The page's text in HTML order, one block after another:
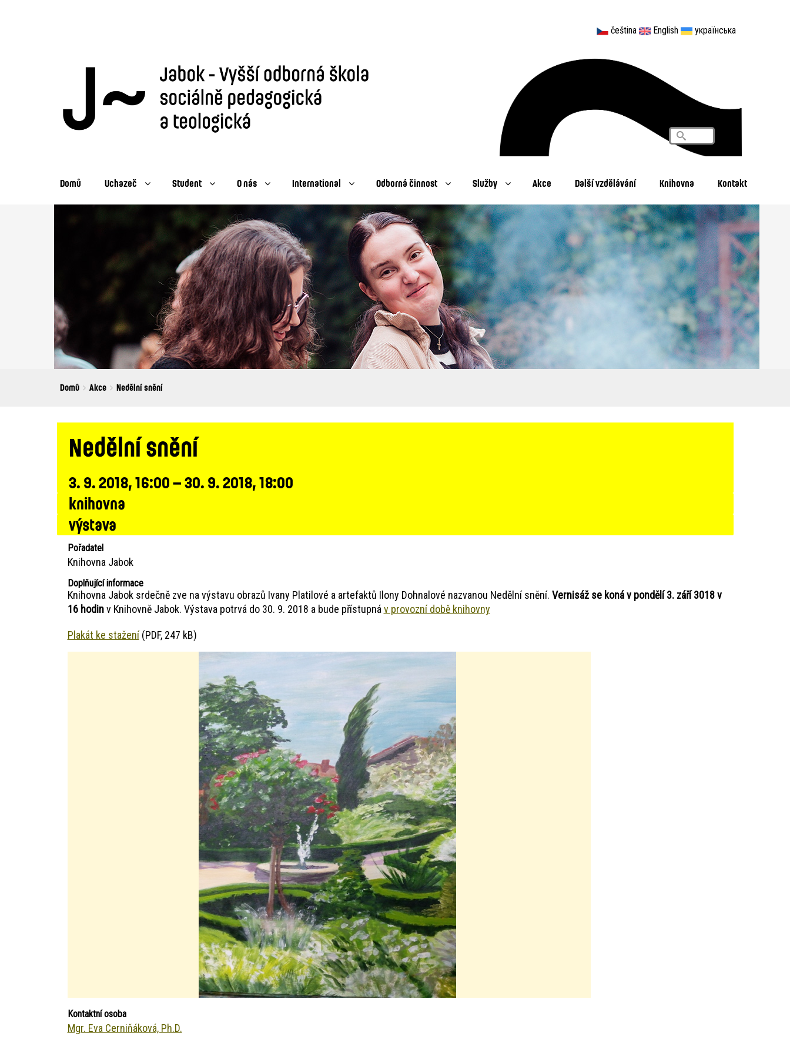
čeština English українська
Vyhledávání
Search
Domů Uchazeč Student O nás International Odborná činnost Služby Akce Další vzdělávání Knihovna Kontakt
Breadcrumbs
You
Domů Akce Nedělní snění
Nedělní snění
3. 9. 2018, 16:00 – 30. 9. 2018, 18:00
knihovna
výstava
Pořadatel
Knihovna Jabok
Doplňující informace
Knihovna Jabok srdečně zve na výstavu obrazů Ivany Platilové a artefaktů Ilony Dohnalové nazvanou Nedělní snění. Vernisáž se koná v pondělí 3. září 3018 v
16 hodinv Knihovně Jabok. Výstava potrvá do 30. 9. 2018 a bude přístupná v provozní době knihovny
Plakát ke stažení(PDF, 247 kB)
Kontaktní osoba
Mgr. Eva Cerniňáková, Ph.D.